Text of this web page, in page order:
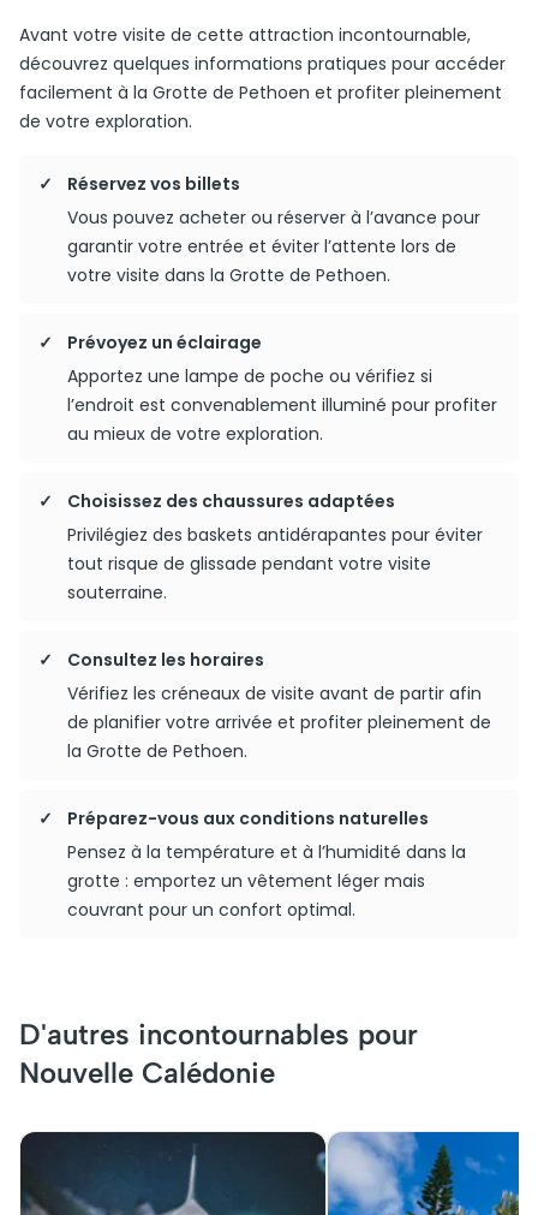
Avant votre visite de cette attraction incontournable,
découvrez quelques informations pratiques pour accéder
facilement à la Grotte de Pethoen et profiter pleinement
de votre exploration.
Réservez vos billets
Vous pouvez acheter ou réserver à l’avance pour
garantir votre entrée et éviter l’attente lors de
votre visite dans la Grotte de Pethoen.
Prévoyez un éclairage
Apportez une lampe de poche ou vérifiez si
l’endroit est convenablement illuminé pour profiter
au mieux de votre exploration.
Choisissez des chaussures adaptées
Privilégiez des baskets antidérapantes pour éviter
tout risque de glissade pendant votre visite
souterraine.
Consultez les horaires
Vérifiez les créneaux de visite avant de partir afin
de planifier votre arrivée et profiter pleinement de
la Grotte de Pethoen.
Préparez-vous aux conditions naturelles
Pensez à la température et à l’humidité dans la
grotte : emportez un vêtement léger mais
couvrant pour un confort optimal.
D'autres incontournables pour
Nouvelle Calédonie